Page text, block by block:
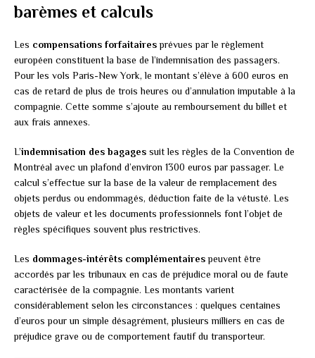
barèmes et calculs
Les compensations forfaitairesprévues par le règlement
européen constituent la base de l’indemnisation des passagers.
Pour les vols Paris-New York, le montant s’élève à 600 euros en
cas de retard de plus de trois heures ou d’annulation imputable à la
compagnie. Cette somme s’ajoute au remboursement du billet et
aux frais annexes.
L’indemnisation des bagages suit les règles de la Convention de
Montréal avec un plafond d’environ 1300 euros par passager. Le
calcul s’effectue sur la base de la valeur de remplacement des
objets perdus ou endommagés, déduction faite de la vétusté. Les
objets de valeur et les documents professionnels font l’objet de
règles spécifiques souvent plus restrictives.
Les dommages-intérêts complémentairespeuvent être
accordés par les tribunaux en cas de préjudice moral ou de faute
caractérisée de la compagnie. Les montants varient
considérablement selon les circonstances : quelques centaines
d’euros pour un simple désagrément, plusieurs milliers en cas de
préjudice grave ou de comportement fautif du transporteur.